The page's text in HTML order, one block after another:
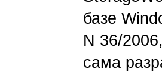
базе
N 36/
сама